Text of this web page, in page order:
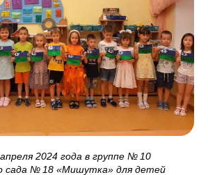
2024 года в группе № 10
сада № 18 «Мишутка» для детей